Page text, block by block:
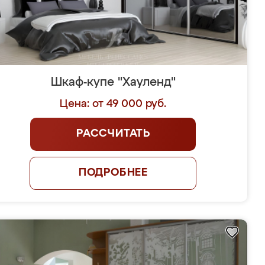
Шкаф-купе "Хауленд"
Цена: от 49 000 руб.
РАССЧИТАТЬ
ПОДРОБНЕЕ